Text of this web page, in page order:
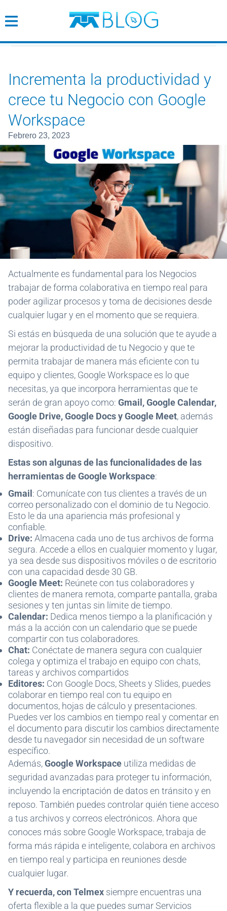
Tendencias
Emprendimiento
Empresarial
Incrementa la productividad y
Incrementa la productividad y
crece tu Negocio con Google
Workspace
febrero 23, 2023
Actualmente es fundamental para los Negocios
trabajar de forma colaborativa en tiempo real para
poder agilizar procesos y toma de decisiones desde
cualquier lugar y en el momento que se requiera.
Si estás en búsqueda de una solución que te ayude a
mejorar la productividad de tu Negocio y que te
permita trabajar de manera más eficiente con tu
equipo y clientes, Google Workspace es lo que
necesitas, ya que incorpora herramientas que te
serán de gran apoyo como: Gmail, Google Calendar,
Google Drive, Google Docs y Google Meet, además
están diseñadas para funcionar desde cualquier
dispositivo.
Estas son algunas de las funcionalidades de las
herramientas de Google Workspace:
Gmail : Comunícate con tus clientes a través de un
correo personalizado con el dominio de tu Negocio.
Esto le da una apariencia más profesional y
confiable.
Drive: Almacena cada uno de tus archivos de forma
segura. Accede a ellos en cualquier momento y lugar,
ya sea desde sus dispositivos móviles o de escritorio
con una capacidad desde 30 GB.
Google Meet: Reúnete con tus colaboradores y
clientes de manera remota, comparte pantalla, graba
sesiones y ten juntas sin límite de tiempo.
Calendar: Dedica menos tiempo a la planificación y
más a la acción con un calendario que se puede
compartir con tus colaboradores.
Chat: Conéctate de manera segura con cualquier
colega y optimiza el trabajo en equipo con chats,
tareas y archivos compartidos
Editores: Con Google Docs, Sheets y Slides, puedes
colaborar en tiempo real con tu equipo en
documentos, hojas de cálculo y presentaciones.
Puedes ver los cambios en tiempo real y comentar en
el documento para discutir los cambios directamente
desde tu navegador sin necesidad de un software
específico.
Además,Google Workspace utiliza medidas de
seguridad avanzadas para proteger tu información,
incluyendo la encriptación de datos en tránsito y en
reposo. También puedes controlar quién tiene acceso
a tus archivos y correos electrónicos. Ahora que
conoces más sobre Google Workspace, trabaja de
forma más rápida e inteligente, colabora en archivos
en tiempo real y participa en reuniones desde
cualquier lugar.
Y recuerda, con Telmex siempre encuentras una
oferta flexible a la que puedes sumar Servicios